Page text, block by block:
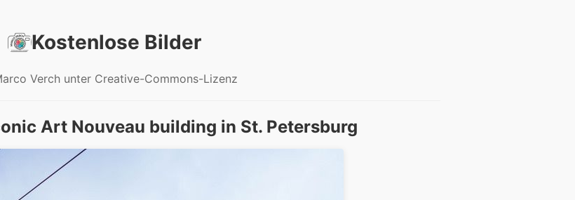
Kostenlose Bilder
Verch unter Creative-Commons-Lizenz
Art Nouveau building in St. Petersburg